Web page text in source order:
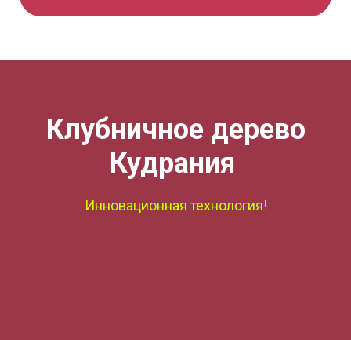
Клубничное дерево
Кудрания
Инновационная технология!